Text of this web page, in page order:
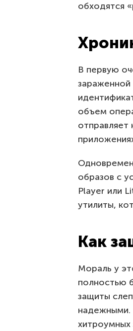
обходятся
В первую
зараженной
объем
отправляет
образов с
Player или
утилиты,
Как
Мораль у
полностью
защиты
надежными.
хитроумных